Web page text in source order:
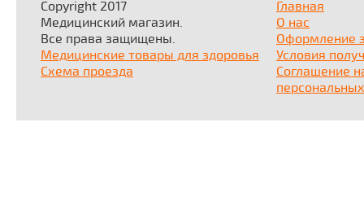
Copyright 2017
Медицинский магазин.
Все права защищены.
Медицинские товары для здоровья
Схема проезда
Главная
О нас
Оформление
Условия
Соглашение